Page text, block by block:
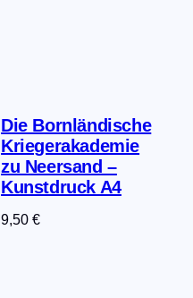
Die Bornländische
Kriegerakademie
zu Neersand –
Kunstdruck A4
9,50€